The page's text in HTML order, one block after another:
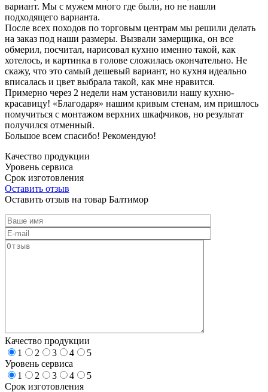
вариант. Мы с мужем много где были, но не нашли
подходящего варианта.
После всех походов по торговым центрам мы решили делать
на заказ под наши размеры. Вызвали замерщика, он все
обмерил, посчитал, нарисовал кухню именно такой, как
хотелось, и картинка в голове сложилась окончательно. Не
скажу, что это самый дешевый вариант, но кухня идеально
вписалась и цвет выбрала такой, как мне нравится.
Примерно через 2 недели нам установили нашу кухню-
красавицу! «Благодаря» нашим кривым стенам, им пришлось
помучиться с монтажом верхних шкафчиков, но результат
получился отменный.
Большое всем спасибо! Рекомендую!
Качество продукции
Уровень сервиса
Срок изготовления
Оставить отзыв
Оставить отзыв на товар Балтимор
Качество продукции
1
2 3 4
5
Уровень сервиса
1
2 3 4
5
Срок изготовления